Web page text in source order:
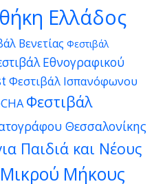
Ελλάδος
Βενετίας Φεστιβάλ
Εθνογραφικού
Φεστιβάλ Ισπανόφωνου
Φεστιβάλ
Θεσσαλονίκης
Παιδιά και Νέους
Μήκους